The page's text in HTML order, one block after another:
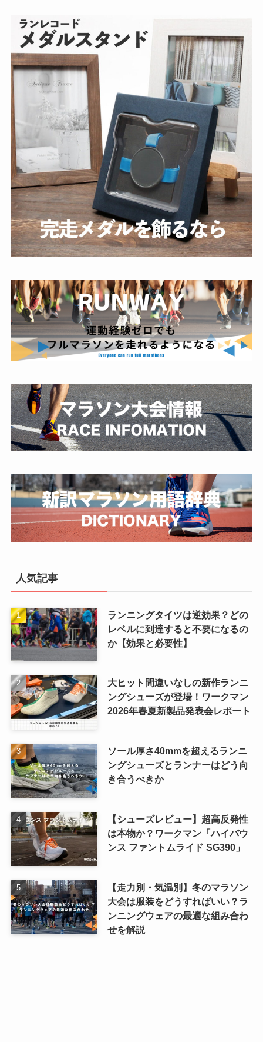
人気記事
ランニングタイツは逆効果？どの
レベルに到達すると不要になるの
か【効果と必要性】
大ヒット間違いなしの新作ランニ
ングシューズが登場！ワークマン
2026年春夏新製品発表会レポート
ソール厚さ40mmを超えるランニ
ングシューズとランナーはどう向
き合うべきか
【シューズレビュー】超高反発性
は本物か？ワークマン「ハイバウ
ンス ファントムライド SG390」
【走力別・気温別】冬のマラソン
大会は服装をどうすればいい？ラ
ンニングウェアの最適な組み合わ
せを解説